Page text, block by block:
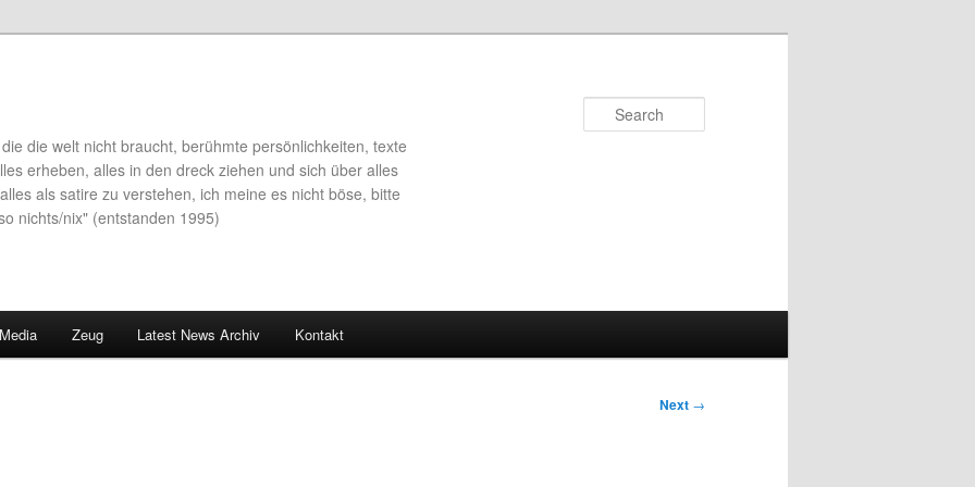
die welt nicht braucht, berühmte persönlichkeiten, texte
erheben, alles in den dreck ziehen und sich über alles
als satire zu verstehen, ich meine es nicht böse, bitte
nichts/nix" (entstanden 1995)
Zeug Latest News Archiv Kontakt
Next →